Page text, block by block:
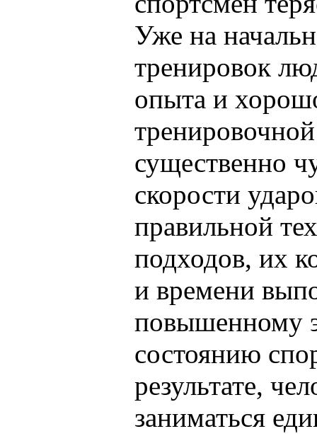
Уже на
тренировок
опыта и
существенно
скорости
правильной
подходов, их
и времени
повышенному
состоянию
результате,
заниматься